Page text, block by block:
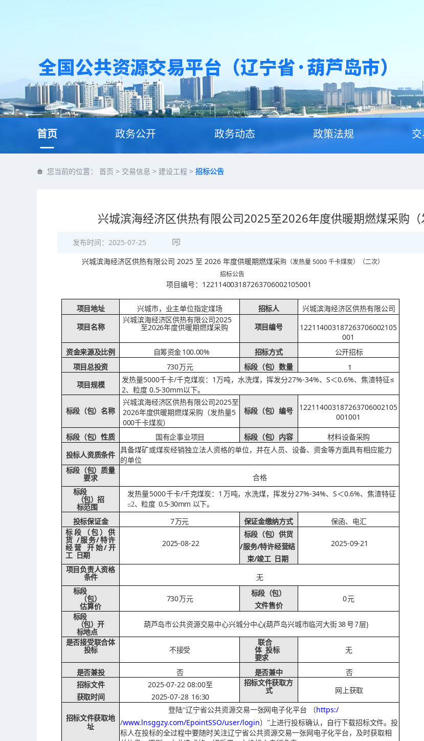
首页 政务公开 政务动态 政策法规
您当前的位置： 首页 > 交易信息 > 建设工程 > 招标公告
兴城滨海经济区供热有限公司2025至2026年度供暖期燃煤采购（
发布时间： 2025-07-25
兴城滨海经济区供热有限公司 2025 至 2026 年度供暖期燃煤采购（发热量 5000 千卡煤炭）（二次）
招标公告
项目编号： 122114003187263706002105001
项目地址 兴城市，业主单位指定煤场 招标人 兴城滨海经济区供热有限公司
项目名称
兴城滨海经济区供热有限公司 2025
至2026年度供暖期燃煤采购 项目编号
122114003187263706002105
001
资金来源及比例 自筹资金 100.00% 招标方式
公开招标
项目总投资
730 万元 标段（包）数量 1
项目规模
发热量5000千卡/千克煤炭：1万吨，水洗煤，挥发分27%-34%、S＜0.6%、焦渣特征≤
2、粒度 0.5-30mm以下。
标段（包）名称
兴城滨海经济区供热有限公司 2025至
2026年度供暖期燃煤采购（发热量5
000千卡煤炭）
标段（包）编号
122114003187263706002105
001001
标段（包）性质 国有企事业项目 标段（包）内容 材料设备采购
投标人资质条件
具备煤矿或煤炭经销独立法人资格的单位，并在人员、设备、资金等方面具有相应能力
的单位
标段（包）质量
要求
合格
标段
（包）招
标范围
发热量5000千卡/千克煤炭：1 万吨，水洗煤，挥发分27%-34%、S＜0.6%、焦渣特征
≤2、粒度 0.5-30mm 以下。
投标保证金 7 万元 保证金缴纳方式
保函、电汇
标段（包）供
货 /服务/特许
经营 开始/开
工 日期
2025-08-22
标段（包）供货
/服务/特许经营结
束/竣工 日期
2025-09-21
项目负责人资格
条件
无
标段
（包）
估算价
730万元
标段（包）
文件售价
0元
标段
（包）开
标地点
葫芦岛市公共资源交易中心兴城分中心(葫芦岛兴城市临河大街38号7层)
是否接受联合体
投标
不接受
联合
体 投标
要求
无
是否兼投 否 是否兼中
否
招标文件
获取时间
2025-07-22 08:00至
2025-07-28 16:30
招标文件获取方
式
网上获取
招标文件获取地
址
登陆“辽宁省公共资源交易一张网电子化平台 （https:/
/www.lnsggzy.com/EpointSSO/user/login） ”上进行投标确认，自行下载招标文件。投
标人在投标的全过程中要随时关注辽宁省公共资源交易一张网 电子化平台，及时获取相